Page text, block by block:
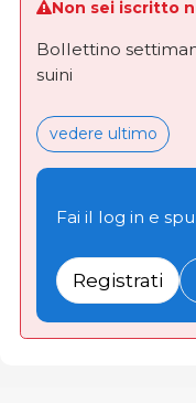
Non sei iscritto
Bollettino
suini
vedere ultimo
Fai il log in e
Registrati